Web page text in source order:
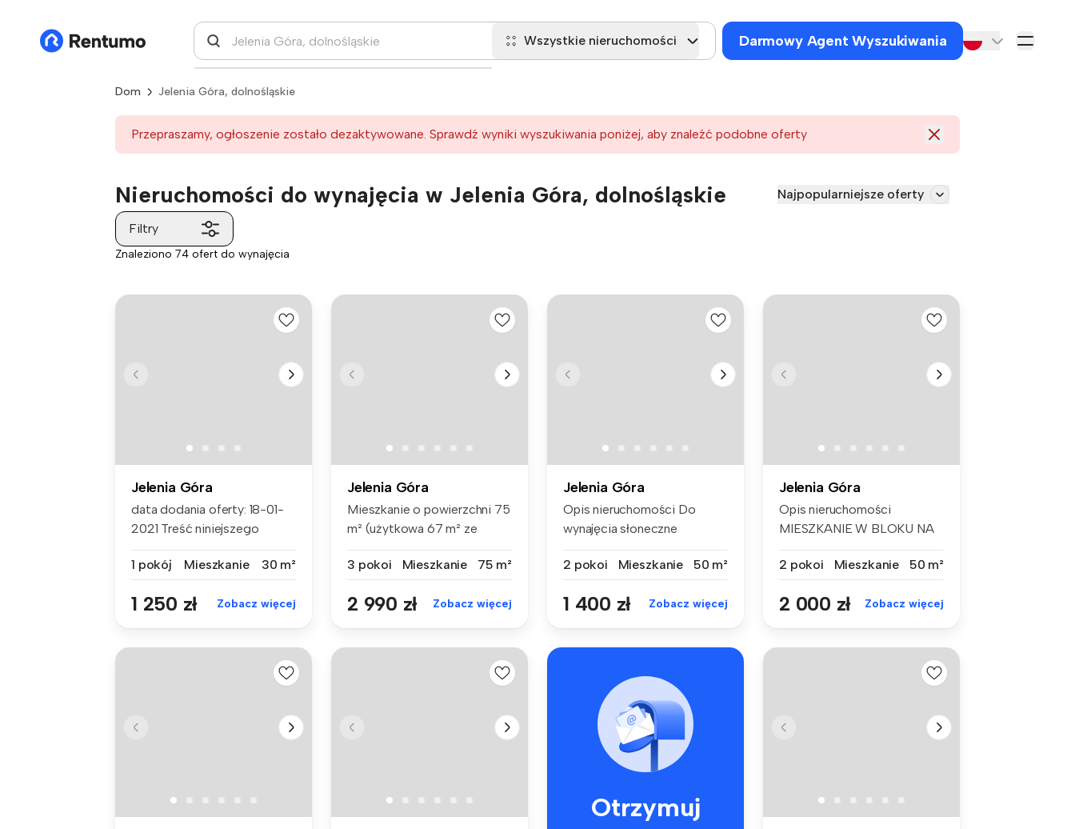
Wszystkie nieruchomości Darmowy Agent Wyszukiwania
Dom Jelenia Góra, dolnośląskie
Przepraszamy, ogłoszenie zostało dezaktywowane. Sprawdź wyniki wyszukiwania poniżej, aby znaleźć podobne oferty
Nieruchomości do wynajęcia w Jelenia Góra, dolnośląskie Najpopularniejsze oferty
Filtry
Znaleziono 74 ofert do wynajęcia
Jelenia Góra
data dodania oferty: 18-01-
2021 Treść niniejszego
1 pokój
Mieszkanie 30 m²
1 250 zł Zobacz więcej
Jelenia Góra
Mieszkanie o powierzchni 75
m² (użytkowa 67 m² ze
3 pokoi
Mieszkanie 75 m²
2 990 zł Zobacz więcej
Jelenia Góra
Opis nieruchomości Do
wynajęcia słoneczne
2 pokoi
Mieszkanie 50 m²
1 400 zł Zobacz więcej
Jelenia Góra
Opis nieruchomości
MIESZKANIE W BLOKU NA
2 pokoi
Mieszkanie 50 m²
2 000 zł Zobacz więcej
Otrzymuj